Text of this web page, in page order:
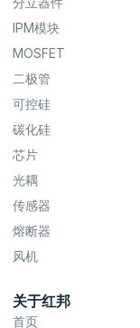
IPM模块
MOSFET
二极管
可控硅
碳化硅
芯片
光耦
传感器
熔断器
风机
关于红邦
首页